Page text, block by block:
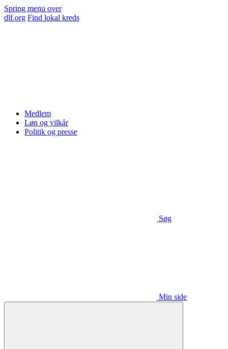
Spring menu over
dlf.org Find lokal kreds
Medlem
Løn og vilkår
Politik og presse
Søg
Min side